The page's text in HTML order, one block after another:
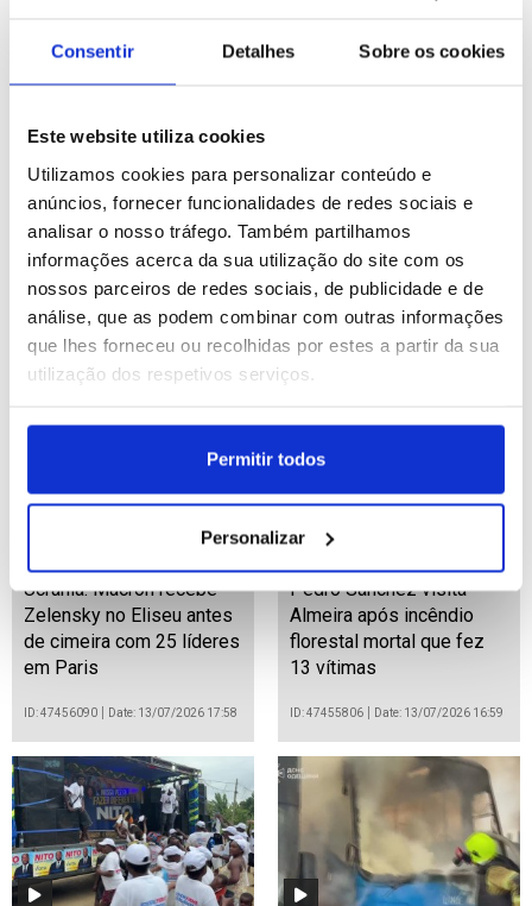
Consentir Detalhes Sobre os cookies
Este website utiliza cookies
Utilizamos cookies para personalizar conteúdo e
anúncios, fornecer funcionalidades de redes sociais e
analisar o nosso tráfego. Também partilhamos
informações acerca da sua utilização do site com os
nossos parceiros de redes sociais, de publicidade e de
análise, que as podem combinar com outras informações
que lhes forneceu ou recolhidas por estes a partir da sua
utilização dos respetivos serviços.
Permitir todos
Personalizar
EUA usam barcos não
tripulados em ataque
inédito contra base naval
no Irão
ID: 47456705 Date: 13/07/2026 19:41
Ucrânia: Macron recebe
Zelensky no Eliseu antes
de cimeira com 25 líderes
em Paris
ID: 47456090 Date: 13/07/2026 17:58
Pedro Sánchez visita
Almeira após incêndio
florestal mortal que fez
13 vítimas
ID: 47455806 Date: 13/07/2026 16:59